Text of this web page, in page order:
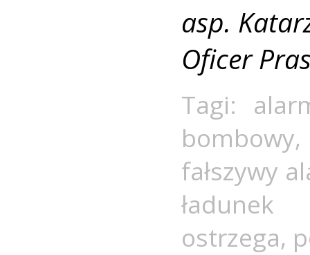
asp.
Oficer
Tagi:
bombowy
fałszywy
ładunek
ostrzega,